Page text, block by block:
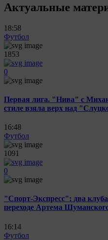
Актуальные
18:58
Футбол
1853
0
Первая лига. "Нива" с
стиле взяла верх над
16:48
Футбол
1091
0
"Спорт-Экспресс": два
переходе Артема
16:14
Футбол